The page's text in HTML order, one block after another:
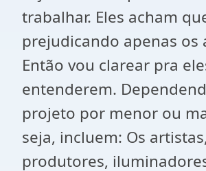
trabalhar. Eles acham
prejudicando apenas os
Então vou clarear pra
entenderem.
projeto por menor ou
seja, incluem: Os
produtores,